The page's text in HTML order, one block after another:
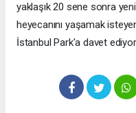
yaklaşık 20 sene sonra
heyecanını yaşamak
İstanbul Park'a davet